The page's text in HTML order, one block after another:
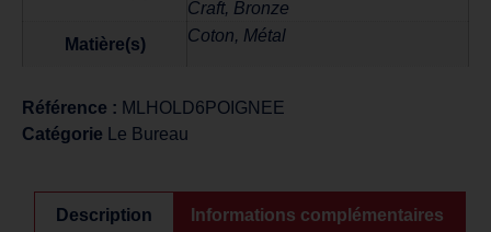
Craft, Bronze
Matière(s)
Coton, Métal
Référence : MLHOLD6POIGNEE
Catégorie
Le Bureau
Description Informations complémentaires